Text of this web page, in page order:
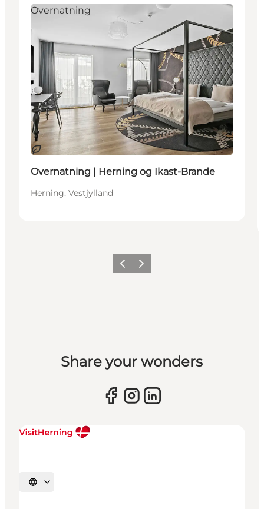
Bæredygtige oplevelser
Overnatning
Overnatning | Herning og Ikast-Brande
Herning, Vestjylland
Forrige billede
Næste billede
Share your wonders
Vælg sprog